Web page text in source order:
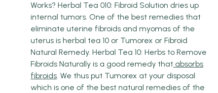
Works? Herbal Tea 010: Fibroid Solution dries up
internal tumors. One of the best remedies that
eliminate uterine fibroids and myomas of the
uterus is herbal tea 10 or Tumorex or Fibroid
Natural Remedy. Herbal Tea 10: Herbs to Remove
Fibroids Naturally is a good remedy that absorbs
fibroids. We thus put Tumorex at your disposal
which is one of the best natural remedies of the